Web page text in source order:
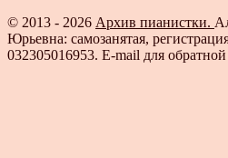
© 2013 - 2026 Архив пианистки.
Юрьевна: самозанятая,
032305016953. E-mail для